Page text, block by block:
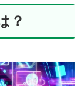
？